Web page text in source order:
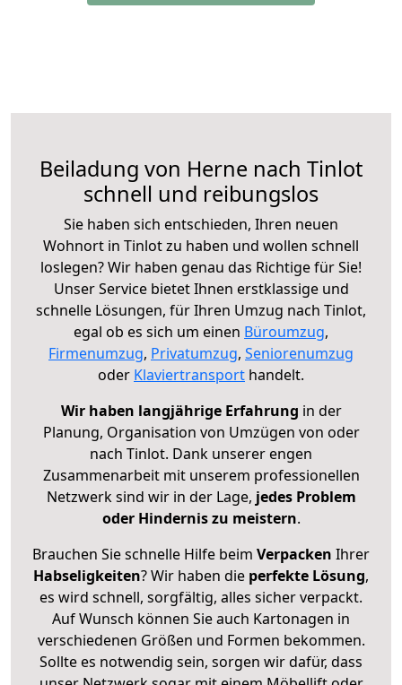
Beiladung von Herne nach Tinlot
schnell und reibungslos
Sie haben sich entschieden, Ihren neuen
Wohnort in Tinlot zu haben und wollen schnell
loslegen? Wir haben genau das Richtige für Sie!
Unser Service bietet Ihnen erstklassige und
schnelle Lösungen, für Ihren Umzug nach Tinlot,
egal ob es sich um einen Büroumzug,
Firmenumzug, Privatumzug, Seniorenumzug
oder Klaviertransport handelt.
Wir haben langjährige Erfahrung in der
Planung, Organisation von Umzügen von oder
nach Tinlot. Dank unserer engen
Zusammenarbeit mit unserem professionellen
Netzwerk sind wir in der Lage, jedes Problem
oder Hindernis zu meistern.
Brauchen Sie schnelle Hilfe beim Verpacken Ihrer
Habseligkeiten? Wir haben die perfekte Lösung,
es wird schnell, sorgfältig, alles sicher verpackt.
Auf Wunsch können Sie auch Kartonagen in
verschiedenen Größen und Formen bekommen.
Sollte es notwendig sein, sorgen wir dafür, dass